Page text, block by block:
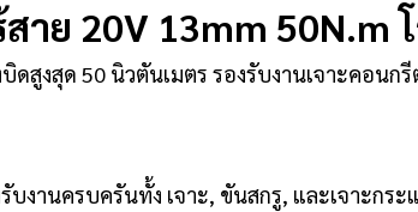
าย 20V 13mm 50N.m โ
ดสูงสุด 50 นิวตันเมตร รองรับงานเจาะคอน
บงานครบครันทั้ง เจาะ, ขันสกรู, และเจาะกระ